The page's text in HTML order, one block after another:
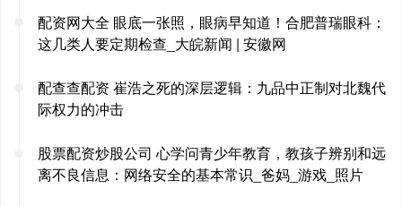
配资网大全 眼底一张照，眼病早知道！合肥普瑞眼科：
这几类人要定期检查_大皖新闻 | 安徽网
配查查配资 崔浩之死的深层逻辑：九品中正制对北魏代
际权力的冲击
股票配资炒股公司 心学问青少年教育，教孩子辨别和远
离不良信息：网络安全的基本常识_爸妈_游戏_照片